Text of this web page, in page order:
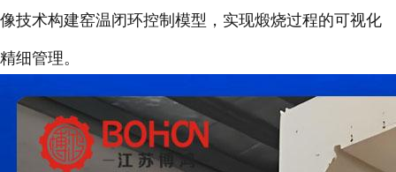
像技术构建窑温闭环控制模型，实现煅烧过程的可视化
精细管理。